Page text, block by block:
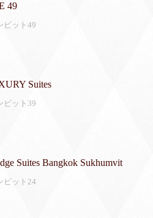
49
ビット49
Suites
ビット39
Suites Bangkok Sukhumvit
ビット24